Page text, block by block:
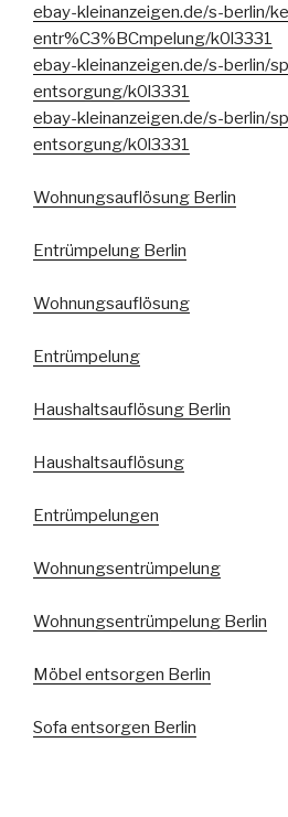
ebay-kleinanzeigen.de/s-berlin/
entr%C3%BCmpelung/k0l3331
ebay-kleinanzeigen.de/s-berlin/
entsorgung/k0l3331
ebay-kleinanzeigen.de/s-berlin/
entsorgung/k0l3331
Wohnungsauflösung Berlin
Entrümpelung Berlin
Wohnungsauflösung
Entrümpelung
Haushaltsauflösung Berlin
Haushaltsauflösung
Entrümpelungen
Wohnungsentrümpelung
Wohnungsentrümpelung Berlin
Möbel entsorgen Berlin
Sofa entsorgen Berlin